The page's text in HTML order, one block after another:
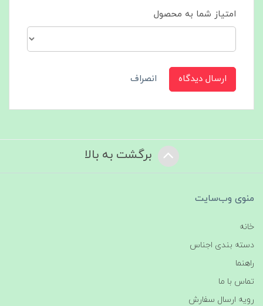
امتیاز شما به محصول
ارسال دیدگاه انصراف
برگشت به بالا
منوی وب‌سایت
خانه
دسته بندی اجناس
راهنما
تماس با ما
رویه ارسال سفارش